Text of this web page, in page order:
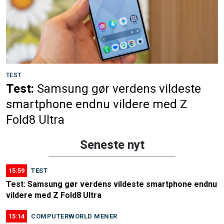
TEST
Test: Samsung gør verdens vildeste
smartphone endnu vildere med Z
Fold8 Ultra
Seneste nyt
15:59 TEST
Test: Samsung gør verdens vildeste smartphone endnu
vildere med Z Fold8 Ultra
15:14 COMPUTERWORLD MENER